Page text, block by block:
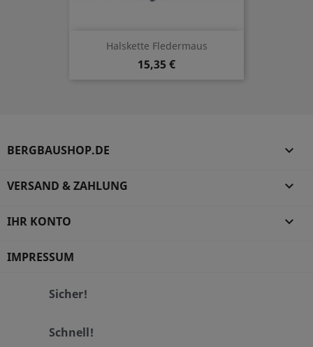
Halskette Fledermaus
15,35 €
BERGBAUSHOP.DE 
VERSAND & ZAHLUNG 
IHR KONTO 
IMPRESSUM
Sicher!
Schnell!